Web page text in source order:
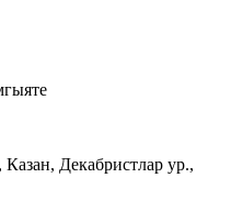
Декабристлар ур.,